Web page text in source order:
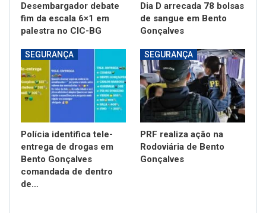
Desembargador debate
fim da escala 6×1 em
palestra no CIC-BG
Dia D arrecada 78 bolsas
de sangue em Bento
Gonçalves
SEGURANÇA
Polícia identifica tele-
entrega de drogas em
Bento Gonçalves
comandada de dentro
de…
SEGURANÇA
PRF realiza ação na
Rodoviária de Bento
Gonçalves